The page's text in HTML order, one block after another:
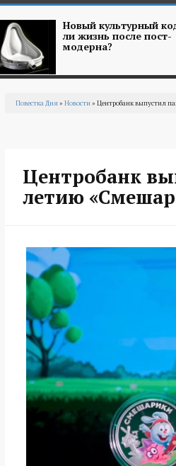
Новый культурный
ли жизнь после пост-
модерна?
Повестка Дня» Новости» Центробанк выпустил
Центробанк
летию